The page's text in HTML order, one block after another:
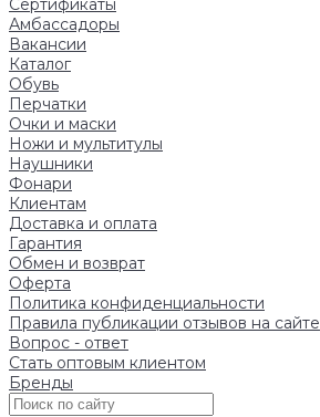
Сертификаты
Амбассадоры
Вакансии
Каталог
Обувь
Перчатки
Очки и маски
Ножи и мультитулы
Наушники
Фонари
Клиентам
Доставка и оплата
Гарантия
Обмен и возврат
Оферта
Политика конфиденциальности
Правила публикации отзывов на сайте
Вопрос - ответ
Стать оптовым клиентом
Бренды